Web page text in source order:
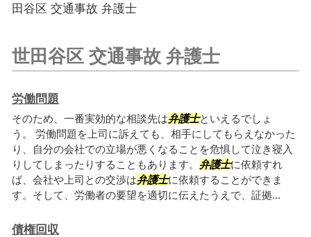
田谷区 交通事故 弁護士
世田谷区 交通事故 弁護士
労働問題
そのため、一番実効的な相談先は弁護士といえるでしょ
う。 労働問題を上司に訴えても、相手にしてもらえなかった
り、自分の会社での立場が悪くなることを危惧して泣き寝入
りしてしまったりすることもあります。 弁護士に依頼すれ
ば、会社や上司との交渉は弁護士に依頼することができま
す。そして、労働者の要望を適切に伝えたうえで、証拠...
債権回収